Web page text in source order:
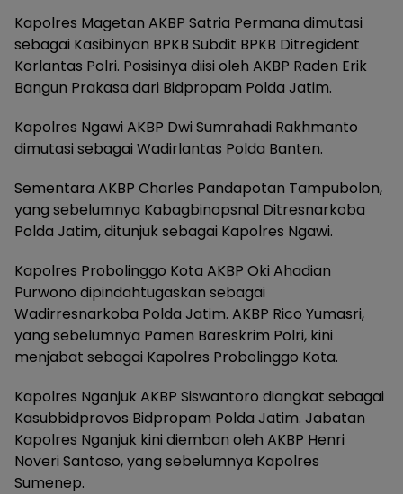
Kapolres Magetan AKBP Satria Permana dimutasi
sebagai Kasibinyan BPKB Subdit BPKB Ditregident
Korlantas Polri. Posisinya diisi oleh AKBP Raden Erik
Bangun Prakasa dari Bidpropam Polda Jatim.
Kapolres Ngawi AKBP Dwi Sumrahadi Rakhmanto
dimutasi sebagai Wadirlantas Polda Banten.
Sementara AKBP Charles Pandapotan Tampubolon,
yang sebelumnya Kabagbinopsnal Ditresnarkoba
Polda Jatim, ditunjuk sebagai Kapolres Ngawi.
Kapolres Probolinggo Kota AKBP Oki Ahadian
Purwono dipindahtugaskan sebagai
Wadirresnarkoba Polda Jatim. AKBP Rico Yumasri,
yang sebelumnya Pamen Bareskrim Polri, kini
menjabat sebagai Kapolres Probolinggo Kota.
Kapolres Nganjuk AKBP Siswantoro diangkat sebagai
Kasubbidprovos Bidpropam Polda Jatim. Jabatan
Kapolres Nganjuk kini diemban oleh AKBP Henri
Noveri Santoso, yang sebelumnya Kapolres
Sumenep.